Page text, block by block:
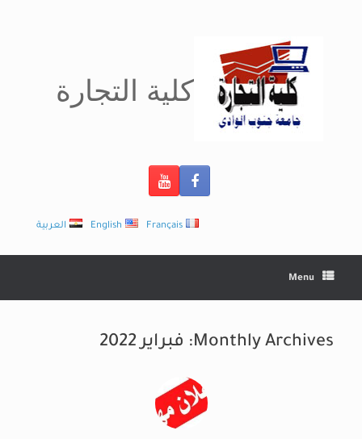
كلية التجارة
العربية English Français
Menu
Monthly Archives: فبراير 2022